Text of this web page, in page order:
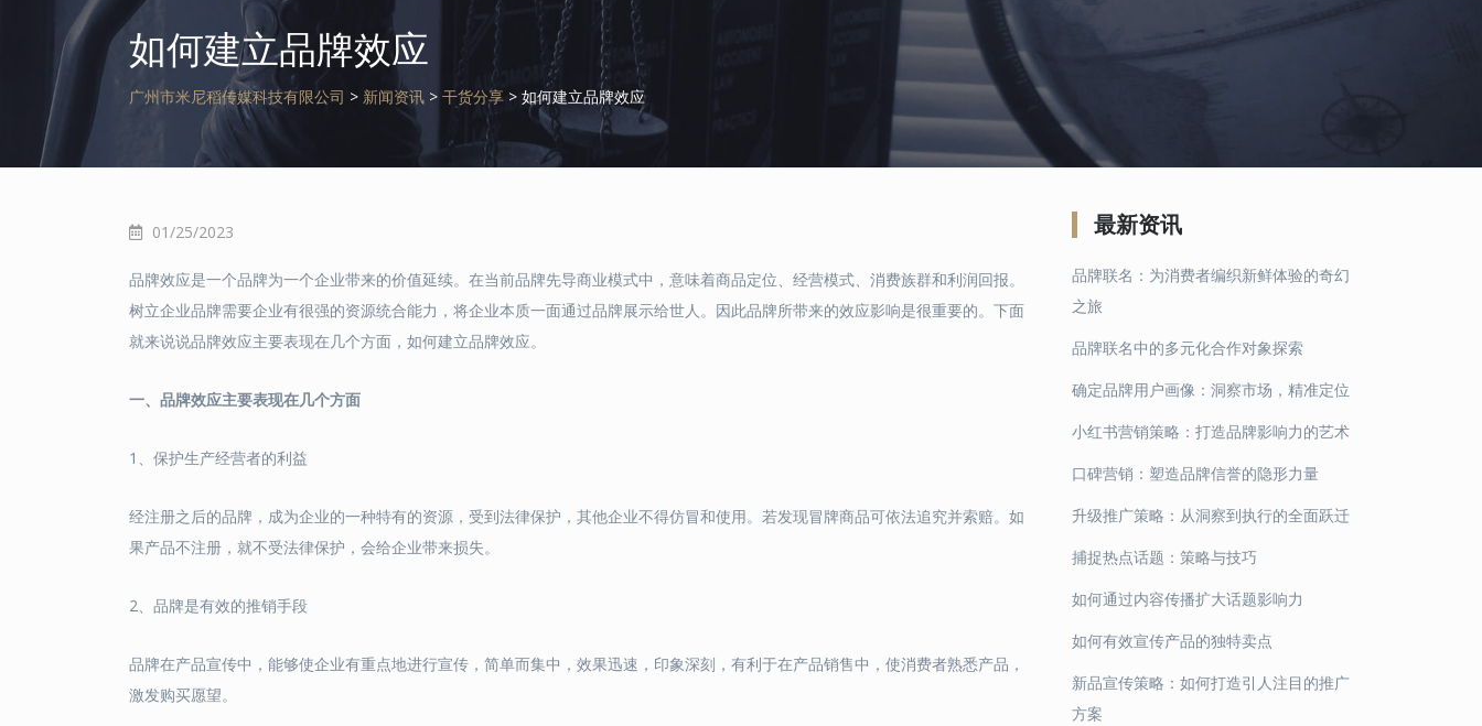
如何建立品牌效应
广州市米尼稻传媒科技有限公司 > 新闻资讯 > 干货分享 > 如何建立品牌效应
01/25/2023
品牌效应是一个品牌为一个企业带来的价值延续。在当前品牌先导商业模式中，意味着商品定位、经营模式、消费族群和利润回报。
树立企业品牌需要企业有很强的资源统合能力，将企业本质一面通过品牌展示给世人。因此品牌所带来的效应影响是很重要的。下面
就来说说品牌效应主要表现在几个方面，如何建立品牌效应。
一、品牌效应主要表现在几个方面
1、保护生产经营者的利益
经注册之后的品牌，成为企业的一种特有的资源，受到法律保护，其他企业不得仿冒和使用。若发现冒牌商品可依法追究并索赔。如
果产品不注册，就不受法律保护，会给企业带来损失。
2、品牌是有效的推销手段
品牌在产品宣传中，能够使企业有重点地进行宣传，简单而集中，效果迅速，印象深刻，有利于在产品销售中，使消费者熟悉产品，
激发购买愿望。
最新资讯
品牌联名：为消费者编织新鲜体验的奇幻
之旅
品牌联名中的多元化合作对象探索
确定品牌用户画像：洞察市场，精准定位
小红书营销策略：打造品牌影响力的艺术
口碑营销：塑造品牌信誉的隐形力量
升级推广策略：从洞察到执行的全面跃迁
捕捉热点话题：策略与技巧
如何通过内容传播扩大话题影响力
如何有效宣传产品的独特卖点
新品宣传策略：如何打造引人注目的推广
方案